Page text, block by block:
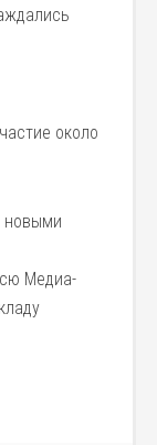
около
новыми
Медиа-